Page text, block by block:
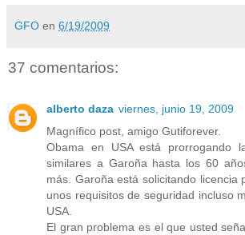
GFO en 6/19/2009
37 comentarios:
alberto daza viernes, junio 19, 2009
Magnífico post, amigo Gutiforever.
Obama en USA está prorrogando
similares a Garoña hasta los 60
más. Garoña está solicitando licencia
unos requisitos de seguridad incluso
USA.
El gran problema es el que usted